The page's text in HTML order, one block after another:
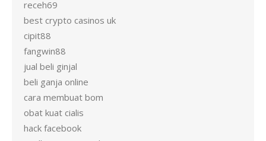
receh69
best crypto casinos uk
cipit88
fangwin88
jual beli ginjal
beli ganja online
cara membuat bom
obat kuat cialis
hack facebook